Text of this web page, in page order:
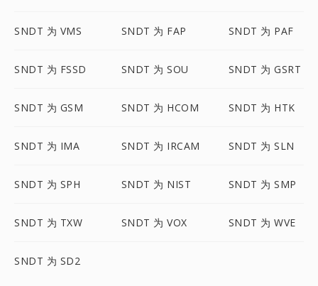
SNDT 为 VMS SNDT 为 FAP SNDT 为 PAF
SNDT 为 FSSD SNDT 为 SOU SNDT 为 GSRT
SNDT 为 GSM SNDT 为 HCOM SNDT 为 HTK
SNDT 为 IMA SNDT 为 IRCAM SNDT 为 SLN
SNDT 为 SPH SNDT 为 NIST SNDT 为 SMP
SNDT 为 TXW SNDT 为 VOX SNDT 为 WVE
SNDT 为 SD2